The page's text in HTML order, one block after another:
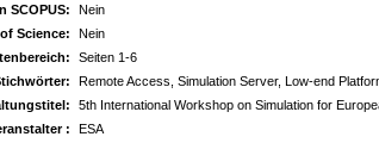
SCOPUS:
Nein
Science:
Nein
Seiten 1-6
Remote Access, Simulation Server, Low-end
5th International Workshop on Simulation for
:
ESA